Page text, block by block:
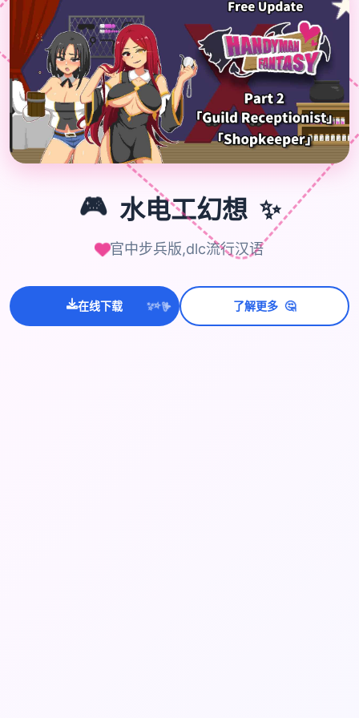
🎮
🎮 水电工幻想 ✨
官中步兵版,dlc流行汉语
在线下载 ✨
⭐💫 了解更多 🤔